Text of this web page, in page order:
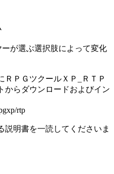
が選ぶ選択肢によって変化
ＲＰＧツクールＸＰ_ＲＴＰ
からダウンロードおよびイン
rtp
明書を一読してくださいま